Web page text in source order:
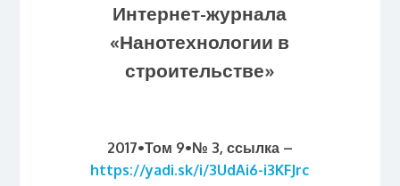
Интернет-журнала
«Нанотехнологии в
строительстве»
2017•Том 9•№ 3, ссылка –
https://yadi.sk/i/3UdAi6-i3KFJrc